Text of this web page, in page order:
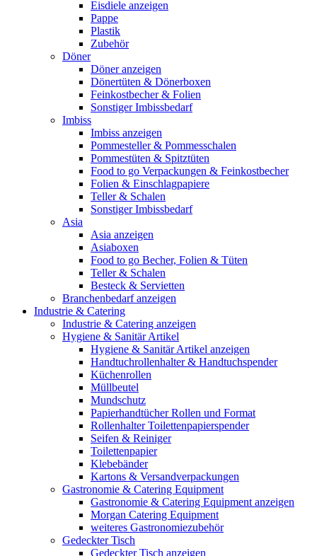
Eisdiele anzeigen
Pappe
Plastik
Zubehör
Döner
Döner anzeigen
Dönertüten & Dönerboxen
Feinkostbecher & Folien
Sonstiger Imbissbedarf
Imbiss
Imbiss anzeigen
Pommesteller & Pommesschalen
Pommestüten & Spitztüten
Food to go Verpackungen & Feinkostbecher
Folien & Einschlagpapiere
Teller & Schalen
Sonstiger Imbissbedarf
Asia
Asia anzeigen
Asiaboxen
Food to go Becher, Folien & Tüten
Teller & Schalen
Besteck & Servietten
Branchenbedarf anzeigen
Industrie & Catering
Industrie & Catering anzeigen
Hygiene & Sanitär Artikel
Hygiene & Sanitär Artikel anzeigen
Handtuchrollenhalter & Handtuchspender
Küchenrollen
Müllbeutel
Mundschutz
Papierhandtücher Rollen und Format
Rollenhalter Toilettenpapierspender
Seifen & Reiniger
Toilettenpapier
Klebebänder
Kartons & Versandverpackungen
Gastronomie & Catering Equipment
Gastronomie & Catering Equipment anzeigen
Morgan Catering Equipment
weiteres Gastronomiezubehör
Gedeckter Tisch
Gedeckter Tisch anzeigen